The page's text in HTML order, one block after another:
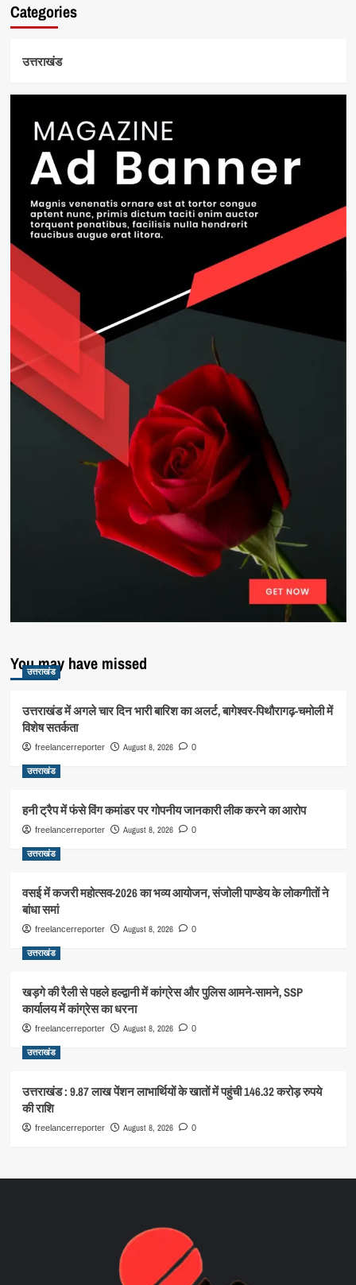
Categories
उत्तराखंड
You may have missed
उत्तराखंड
उत्तराखंड में अगले चार दिन भारी बारिश का अलर्ट, बागेश्वर-पिथौरागढ़-चमोली में
विशेष सतर्कता
freelancerreporter August 8, 2026 0
उत्तराखंड
हनी ट्रैप में फंसे विंग कमांडर पर गोपनीय जानकारी लीक करने का आरोप
freelancerreporter August 8, 2026 0
उत्तराखंड
वसई में कजरी महोत्सव-2026 का भव्य आयोजन, संजोली पाण्डेय के लोकगीतों ने
बांधा समां
freelancerreporter August 8, 2026 0
उत्तराखंड
खड़गे की रैली से पहले हल्द्वानी में कांग्रेस और पुलिस आमने-सामने, SSP
कार्यालय में कांग्रेस का धरना
freelancerreporter August 8, 2026 0
उत्तराखंड
उत्तराखंड : 9.87 लाख पेंशन लाभार्थियों के खातों में पहुंची 146.32 करोड़ रुपये
की राशि
freelancerreporter August 8, 2026 0